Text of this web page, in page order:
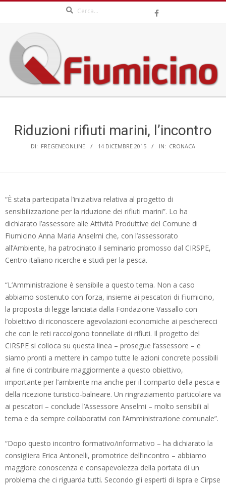
content
QFIUMICINO.COM
MenuRiduzioni rifiuti marini, l’incontro
DI: FREGENEONLINE 14 DICEMBRE 2015 IN: CRONACA
“È stata partecipata l’iniziativa relativa al progetto di
sensibilizzazione per la riduzione dei rifiuti marini”. Lo ha
dichiarato l’assessore alle Attività Produttive del Comune di
Fiumicino Anna Maria Anselmi che, con l’assessorato
all’Ambiente, ha patrocinato il seminario promosso dal CIRSPE,
Centro italiano ricerche e studi per la pesca.
“L’Amministrazione è sensibile a questo tema. Non a caso
abbiamo sostenuto con forza, insieme ai pescatori di Fiumicino,
la proposta di legge lanciata dalla Fondazione Vassallo con
l’obiettivo di riconoscere agevolazioni economiche ai pescherecci
che con le reti raccolgono tonnellate di rifiuti. Il progetto del
CIRSPE si colloca su questa linea – prosegue l’assessore – e
siamo pronti a mettere in campo tutte le azioni concrete possibili
al fine di contribuire maggiormente a questo obiettivo,
importante per l’ambiente ma anche per il comparto della pesca e
della ricezione turistico-balneare. Un ringraziamento particolare va
ai pescatori – conclude l’Assessore Anselmi – molto sensibili al
tema e da sempre collaborativi con l’Amministrazione comunale”.
“Dopo questo incontro formativo/informativo – ha dichiarato la
consigliera Erica Antonelli, promotrice dell’incontro – abbiamo
maggiore conoscenza e consapevolezza della portata di un
problema che ci riguarda tutti. Secondo gli esperti di Ispra e Cirpse